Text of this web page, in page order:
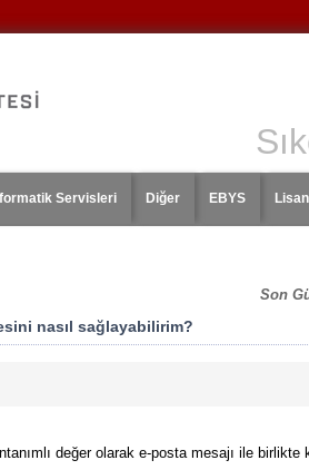
Servisleri Diğer EBYS
Son
nasıl sağlayabilirim?
değer olarak e-posta mesajı ile